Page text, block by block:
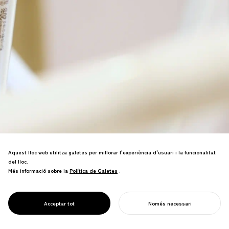
PROJECT
FLUOLESS
mentre demostra noves possibilitats de
reutilització creativa.
COMENÇA EL TEU PROJECTE
Aquest lloc web utilitza galetes per millorar l'experiència d'usuari i la funcionalitat
del lloc.
Més informació sobre la Política de Galetes
Política de Galetes .
Acceptar tot Només necessari